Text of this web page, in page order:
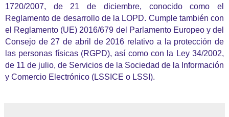
1720/2007, de 21 de diciembre, conocido como el
Reglamento de desarrollo de la LOPD. Cumple también con
el Reglamento (UE) 2016/679 del Parlamento Europeo y del
Consejo de 27 de abril de 2016 relativo a la protección de
las personas físicas (RGPD), así como con la Ley 34/2002,
de 11 de julio, de Servicios de la Sociedad de la Información
y Comercio Electrónico (LSSICE o LSSI).